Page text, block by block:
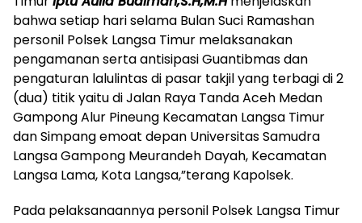
bahwa setiap hari selama Bulan Suci Ramashan
personil Polsek Langsa Timur melaksanakan
pengamanan serta antisipasi Guantibmas dan
pengaturan lalulintas di pasar takjil yang terbagi di 2
(dua) titik yaitu di Jalan Raya Tanda Aceh Medan
Gampong Alur Pineung Kecamatan Langsa Timur
dan Simpang emoat depan Universitas Samudra
Langsa Gampong Meurandeh Dayah, Kecamatan
Langsa Lama, Kota Langsa,”terang Kapolsek.
Pada pelaksanaannya personil Polsek Langsa Timur